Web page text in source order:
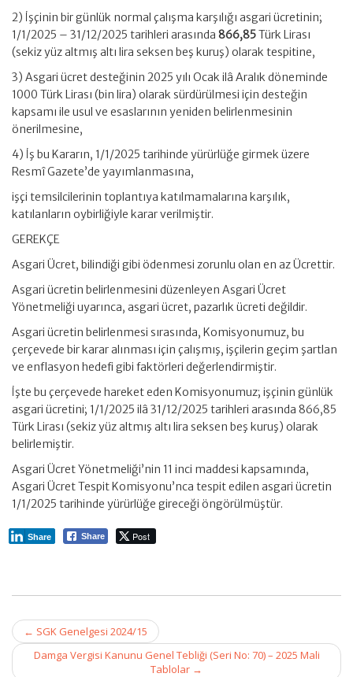
2) İşçinin bir günlük normal çalışma karşılığı asgari ücretinin;
1/1/2025 – 31/12/2025 tarihleri arasında 866,85Türk Lirası
(sekiz yüz altmış altı lira seksen beş kuruş) olarak tespitine,
3) Asgari ücret desteğinin 2025 yılı Ocak ilâ Aralık döneminde
1000 Türk Lirası (bin lira) olarak sürdürülmesi için desteğin
kapsamı ile usul ve esaslarının yeniden belirlenmesinin
önerilmesine,
4) İş bu Kararın, 1/1/2025 tarihinde yürürlüğe girmek üzere
Resmî Gazete’de yayımlanmasına,
işçi temsilcilerinin toplantıya katılmamalarına karşılık,
katılanların oybirliğiyle karar verilmiştir.
GEREKÇE
Asgari Ücret, bilindiği gibi ödenmesi zorunlu olan en az Ücrettir.
Asgari ücretin belirlenmesini düzenleyen Asgari Ücret
Yönetmeliği uyarınca, asgari ücret, pazarlık ücreti değildir.
Asgari ücretin belirlenmesi sırasında, Komisyonumuz, bu
çerçevede bir karar alınması için çalışmış, işçilerin geçim şartlan
ve enflasyon hedefi gibi faktörleri değerlendirmiştir.
İşte bu çerçevede hareket eden Komisyonumuz; işçinin günlük
asgari ücretini; 1/1/2025 ilâ 31/12/2025 tarihleri arasında 866,85
Türk Lirası (sekiz yüz altmış altı lira seksen beş kuruş) olarak
belirlemiştir.
Asgari Ücret Yönetmeliği’nin 11 inci maddesi kapsamında,
Asgari Ücret Tespit Komisyonu’nca tespit edilen asgari ücretin
1/1/2025 tarihinde yürürlüğe gireceği öngörülmüştür.
Share Post
Share
Post
navigation
← SGK Genelgesi 2024/15
Damga Vergisi Kanunu Genel Tebliği (Seri No: 70) – 2025 Mali
Tablolar →